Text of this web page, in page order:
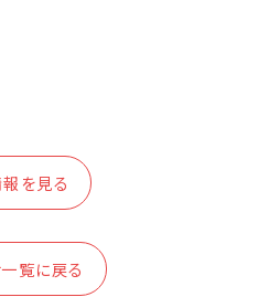
を見る
覧に戻る